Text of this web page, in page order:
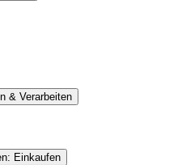
& Verarbeiten
Einkaufen